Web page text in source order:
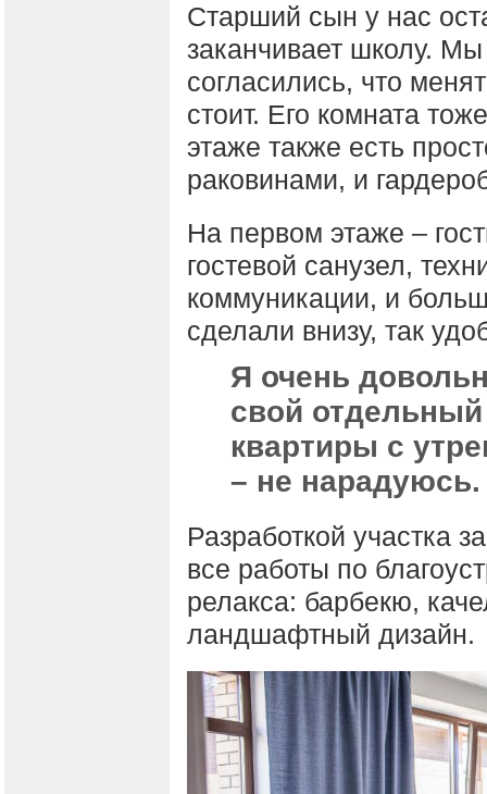
Старший сын у нас
заканчивает школу.
согласились, что
стоит. Его комната
этаже также есть
раковинами, и
На первом этаже –
гостевой санузел,
коммуникации, и
сделали внизу, так
Я очень
свой
квартиры с
– не
Разработкой участка
все работы по
релакса: барбекю,
ландшафтный дизайн.